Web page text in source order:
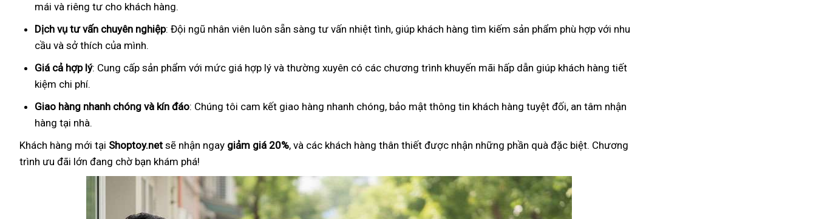
mái và riêng tư cho khách hàng.
Dịch vụ tư vấn chuyên nghiệp: Đội ngũ nhân viên luôn sẵn sàng tư vấn nhiệt tình, giúp khách hàng tìm kiếm sản phẩm phù hợp với nhu
cầu và sở thích của mình.
Giá cả hợp lý: Cung cấp sản phẩm với mức giá hợp lý và thường xuyên có các chương trình khuyến mãi hấp dẫn giúp khách hàng tiết
kiệm chi phí.
Giao hàng nhanh chóng và kín đáo: Chúng tôi cam kết giao hàng nhanh chóng, bảo mật thông tin khách hàng tuyệt đối, an tâm nhận
hàng tại nhà.
Khách hàng mới tại Shoptoy.net sẽ nhận ngay giảm giá 20%, và các khách hàng thân thiết được nhận những phần quà đặc biệt. Chương
trình ưu đãi lớn đang chờ bạn khám phá!